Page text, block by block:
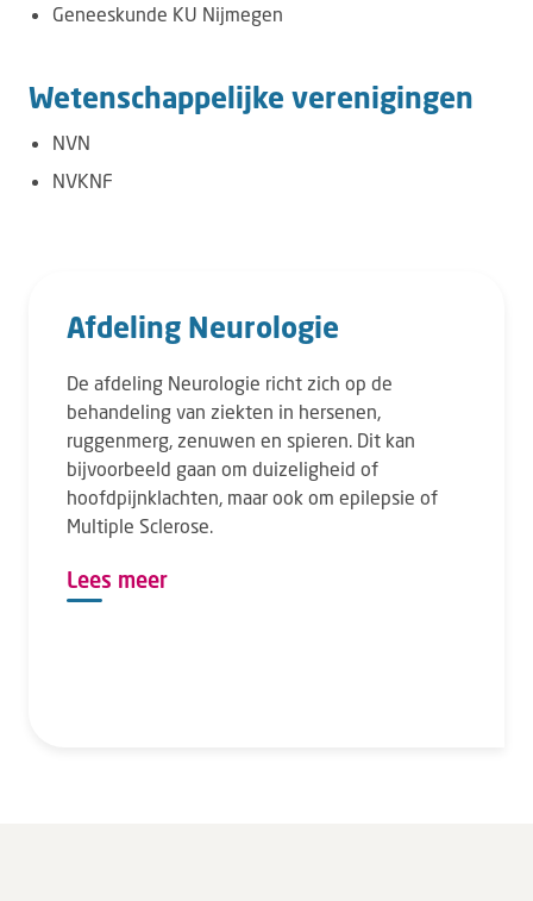
Geneeskunde KU Nijmegen
Wetenschappelijke verenigingen
​NVN
NVKNF
Afdeling Neurologie
De afdeling Neurologie richt zich op de
behandeling van ziekten in hersenen,
ruggenmerg, zenuwen en spieren. Dit kan
bijvoorbeeld gaan om duizeligheid of
hoofdpijnklachten, maar ook om epilepsie of
Multiple Sclerose.
Lees meer